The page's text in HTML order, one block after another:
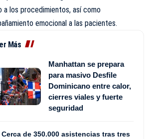
a los procedimientos, así como
emocional a las pacientes.
Más
Manhattan se prepara
para masivo Desfile
Dominicano entre calor,
cierres viales y fuerte
seguridad
Cerca de 350.000 asistencias tras tres